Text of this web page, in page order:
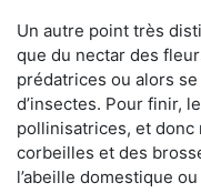
Un autre point très
que du nectar des
prédatrices ou alors
d’insectes. Pour finir,
pollinisatrices, et donc
corbeilles et des
l’abeille domestique